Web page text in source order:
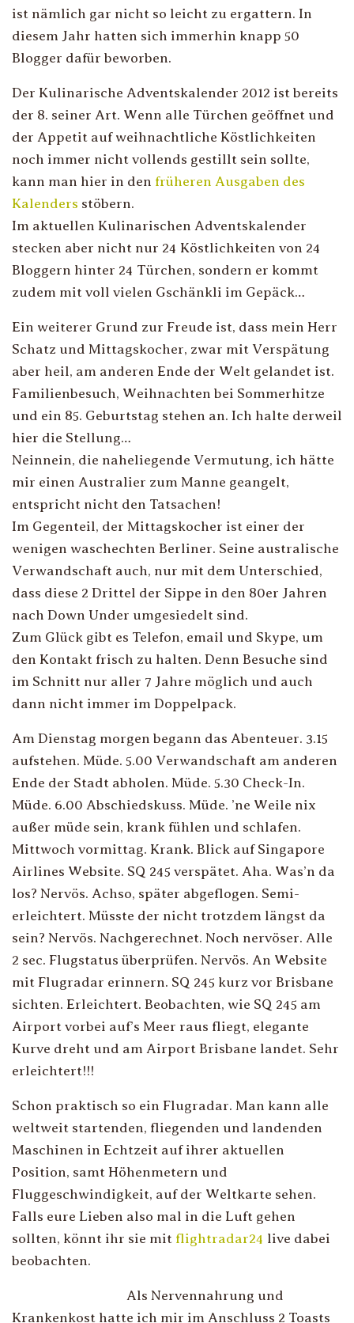
ist nämlich gar nicht so leicht zu ergattern. In
diesem Jahr hatten sich immerhin knapp 50
Blogger dafür beworben.
Der Kulinarische Adventskalender 2012 ist bereits
der 8. seiner Art. Wenn alle Türchen geöffnet und
der Appetit auf weihnachtliche Köstlichkeiten
noch immer nicht vollends gestillt sein sollte,
kann man hier in den früheren Ausgaben des
Kalenders stöbern.
Im aktuellen Kulinarischen Adventskalender
stecken aber nicht nur 24 Köstlichkeiten von 24
Bloggern hinter 24 Türchen, sondern er kommt
zudem mit voll vielen Gschänkli im Gepäck…
Ein weiterer Grund zur Freude ist, dass mein Herr
Schatz und Mittagskocher, zwar mit Verspätung
aber heil, am anderen Ende der Welt gelandet ist.
Familienbesuch, Weihnachten bei Sommerhitze
und ein 85. Geburtstag stehen an. Ich halte derweil
hier die Stellung…
Neinnein, die naheliegende Vermutung, ich hätte
mir einen Australier zum Manne geangelt,
entspricht nicht den Tatsachen!
Im Gegenteil, der Mittagskocher ist einer der
wenigen waschechten Berliner. Seine australische
Verwandschaft auch, nur mit dem Unterschied,
dass diese 2 Drittel der Sippe in den 80er Jahren
nach Down Under umgesiedelt sind.
Zum Glück gibt es Telefon, email und Skype, um
den Kontakt frisch zu halten. Denn Besuche sind
im Schnitt nur aller 7 Jahre möglich und auch
dann nicht immer im Doppelpack.
Am Dienstag morgen begann das Abenteuer. 3.15
aufstehen. Müde. 5.00 Verwandschaft am anderen
Ende der Stadt abholen. Müde. 5.30 Check-In.
Müde. 6.00 Abschiedskuss. Müde. ’ne Weile nix
außer müde sein, krank fühlen und schlafen.
Mittwoch vormittag. Krank. Blick auf Singapore
Airlines Website. SQ 245 verspätet. Aha. Was’n da
los? Nervös. Achso, später abgeflogen. Semi-
erleichtert. Müsste der nicht trotzdem längst da
sein? Nervös. Nachgerechnet. Noch nervöser. Alle
2 sec. Flugstatus überprüfen. Nervös. An Website
mit Flugradar erinnern. SQ 245 kurz vor Brisbane
sichten. Erleichtert. Beobachten, wie SQ 245 am
Airport vorbei auf’s Meer raus fliegt, elegante
Kurve dreht und am Airport Brisbane landet. Sehr
erleichtert!!!
Schon praktisch so ein Flugradar. Man kann alle
weltweit startenden, fliegenden und landenden
Maschinen in Echtzeit auf ihrer aktuellen
Position, samt Höhenmetern und
Fluggeschwindigkeit, auf der Weltkarte sehen.
Falls eure Lieben also mal in die Luft gehen
sollten, könnt ihr sie mit flightradar24 live dabei
beobachten.
Als Nervennahrung und
Krankenkost hatte ich mir im Anschluss 2 Toasts